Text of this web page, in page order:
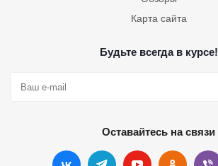
Карта сайта
Будьте всегда в курсе!
Оставайтесь на связи